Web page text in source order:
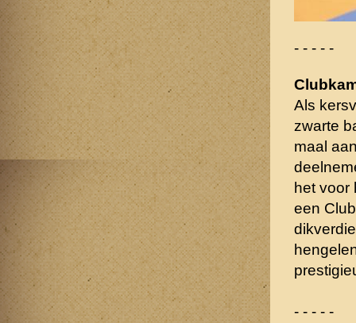
- - - - -
Als
zwarte
maal
het voor
een
- - - - -